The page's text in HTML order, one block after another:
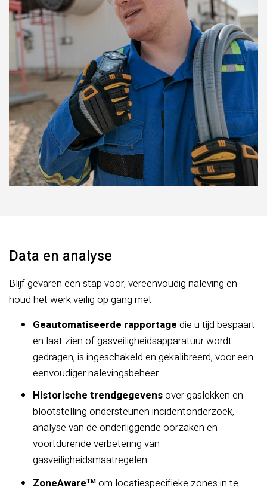
Data en analyse
Blijf gevaren een stap voor, vereenvoudig naleving en
houd het werk veilig op gang met:
Geautomatiseerde rapportage die u tijd bespaart
en laat zien of gasveiligheidsapparatuur wordt
gedragen, is ingeschakeld en gekalibreerd, voor een
eenvoudiger nalevingsbeheer.
Historische trendgegevensover gaslekken en
blootstelling ondersteunen incidentonderzoek,
analyse van de onderliggende oorzaken en
voortdurende verbetering van
gasveiligheidsmaatregelen.
ZoneAwareTM om locatiespecifieke zones in te